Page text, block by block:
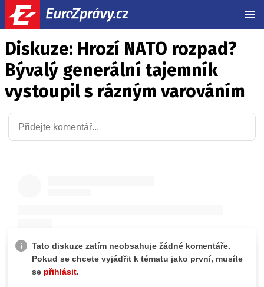
Diskuze: Hrozí NATO rozpad?
Bývalý generální tajemník
vystoupil s rázným varováním